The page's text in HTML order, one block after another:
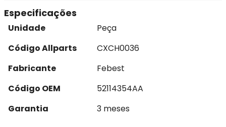
Especificações
Unidade
Peça
Código Allparts
CXCH0036
Fabricante
Febest
Código OEM
52114354AA
Garantia
3 meses